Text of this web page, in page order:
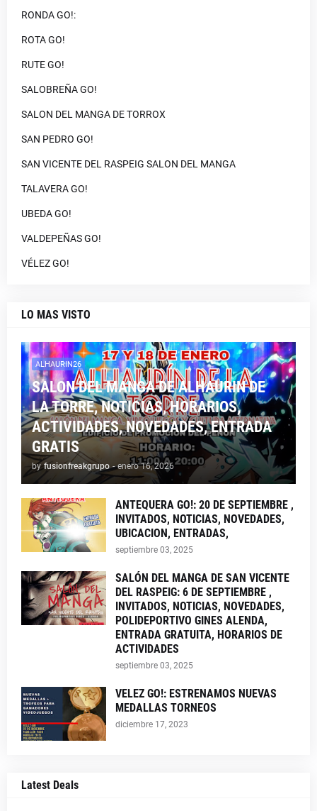
RONDA GO!:
ROTA GO!
RUTE GO!
SALOBREÑA GO!
SALON DEL MANGA DE TORROX
SAN PEDRO GO!
SAN VICENTE DEL RASPEIG SALON DEL MANGA
TALAVERA GO!
UBEDA GO!
VALDEPEÑAS GO!
VÉLEZ GO!
LO MAS VISTO
ALHAURIN26
SALON DEL MANGA DE ALHAURIN DE
LA TORRE, NOTICIAS, HORARIOS,
ACTIVIDADES, NOVEDADES, ENTRADA
GRATIS
by fusionfreakgrupo - enero 16, 2026
ANTEQUERA GO!: 20 DE SEPTIEMBRE ,
INVITADOS, NOTICIAS, NOVEDADES,
UBICACION, ENTRADAS,
septiembre 03, 2025
SALÓN DEL MANGA DE SAN VICENTE
DEL RASPEIG: 6 DE SEPTIEMBRE ,
INVITADOS, NOTICIAS, NOVEDADES,
POLIDEPORTIVO GINES ALENDA,
ENTRADA GRATUITA, HORARIOS DE
ACTIVIDADES
septiembre 03, 2025
VELEZ GO!: ESTRENAMOS NUEVAS
MEDALLAS TORNEOS
diciembre 17, 2023
Latest Deals